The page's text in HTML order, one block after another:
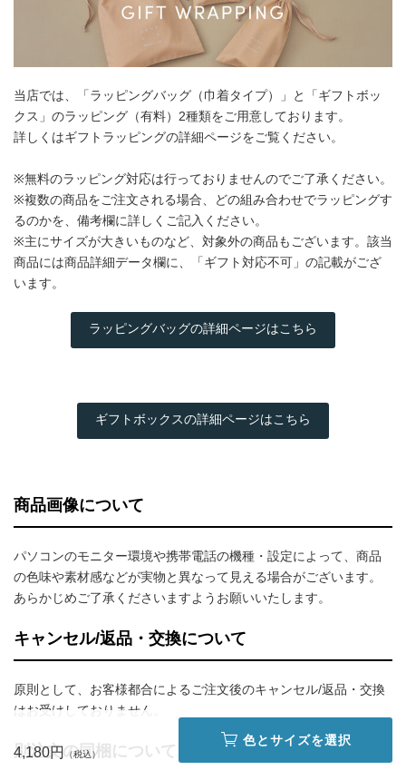
当店では、「ラッピングバッグ（巾着タイプ）」と「ギフトボッ
クス」のラッピング（有料）2種類をご用意しております。
詳しくはギフトラッピングの詳細ページをご覧ください。
※無料のラッピング対応は行っておりませんのでご了承ください。
※複数の商品をご注文される場合、どの組み合わせでラッピングす
るのかを、備考欄に詳しくご記入ください。
※主にサイズが大きいものなど、対象外の商品もございます。該当
商品には商品詳細データ欄に、「ギフト対応不可」の記載がござ
います。
ラッピングバッグの詳細ページはこちら
ギフトボックスの詳細ページはこちら
商品画像について
パソコンのモニター環境や携帯電話の機種・設定によって、商品
の色味や素材感などが実物と異なって見える場合がございます。
あらかじめご了承くださいますようお願いいたします。
キャンセル/返品・交換について
原則として、お客様都合によるご注文後のキャンセル/返品・交換
はお受けしておりません。
別注文の同梱について
4,180円
色とサイズを選択